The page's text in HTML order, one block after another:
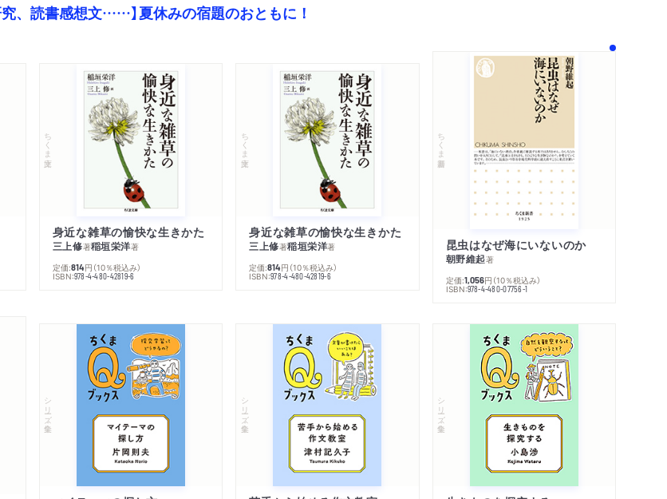
究、読書感想文……】夏休みの宿題のおともに！
ちくま文庫
身近な雑草の愉快な生きかた
三上修著稲垣栄洋著
定価:814円 （10％税込み）
ISBN:978-4-480-42819-6
ちくま文庫
身近な雑草の愉快な生きかた
三上修著稲垣栄洋著
定価:814円 （10％税込み）
ISBN:978-4-480-42819-6
ちくま新書
昆虫はなぜ海にいないのか
朝野維起著
定価:1,056円 （10％税込み）
ISBN:978-4-480-07756-1
シリーズ・全集 シリーズ・全集 シリーズ・全集